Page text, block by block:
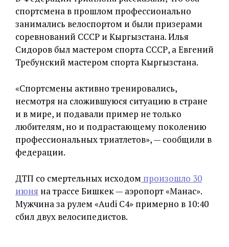
спортсмена в прошлом профессионально
занимались велоспортом и были призерами
соревнований СССР и Кыргызстана. Илья
Сидоров был мастером спорта СССР, а Евгений
Требунский мастером спорта Кыргызстана.
«Спортсмены активно тренировались,
несмотря на сложившуюся ситуацию в стране
и в мире, и подавали пример не только
любителям, но и подрастающему поколению
профессиональных триатлетов», — сообщили в
федерации.
ДТП со смертельных исходом произошло 30
июня на трассе Бишкек — аэропорт «Манас».
Мужчина за рулем «Audi C4» примерно в 10:40
сбил двух велосипедистов.